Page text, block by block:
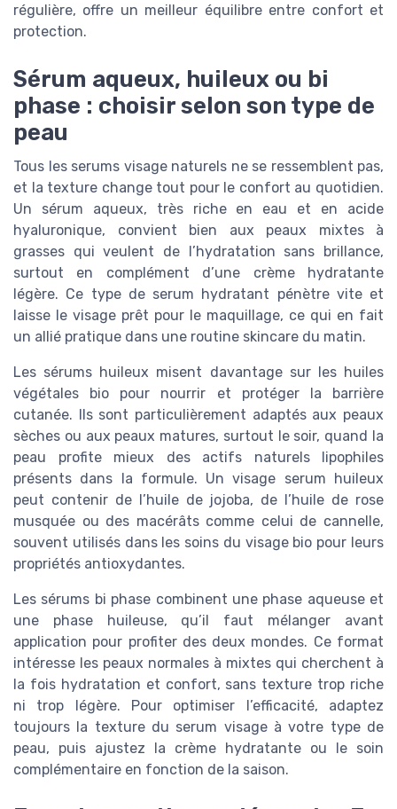
régulière, offre un meilleur équilibre entre confort et
protection.
Sérum aqueux, huileux ou bi
phase : choisir selon son type de
peau
Tous les serums visage naturels ne se ressemblent pas,
et la texture change tout pour le confort au quotidien.
Un sérum aqueux, très riche en eau et en acide
hyaluronique, convient bien aux peaux mixtes à
grasses qui veulent de l’hydratation sans brillance,
surtout en complément d’une crème hydratante
légère. Ce type de serum hydratant pénètre vite et
laisse le visage prêt pour le maquillage, ce qui en fait
un allié pratique dans une routine skincare du matin.
Les sérums huileux misent davantage sur les huiles
végétales bio pour nourrir et protéger la barrière
cutanée. Ils sont particulièrement adaptés aux peaux
sèches ou aux peaux matures, surtout le soir, quand la
peau profite mieux des actifs naturels lipophiles
présents dans la formule. Un visage serum huileux
peut contenir de l’huile de jojoba, de l’huile de rose
musquée ou des macérâts comme celui de cannelle,
souvent utilisés dans les soins du visage bio pour leurs
propriétés antioxydantes.
Les sérums bi phase combinent une phase aqueuse et
une phase huileuse, qu’il faut mélanger avant
application pour profiter des deux mondes. Ce format
intéresse les peaux normales à mixtes qui cherchent à
la fois hydratation et confort, sans texture trop riche
ni trop légère. Pour optimiser l’efficacité, adaptez
toujours la texture du serum visage à votre type de
peau, puis ajustez la crème hydratante ou le soin
complémentaire en fonction de la saison.